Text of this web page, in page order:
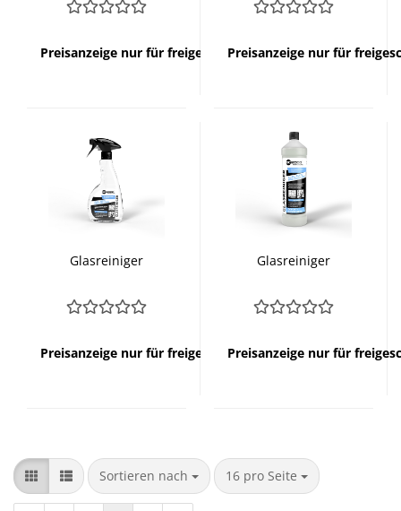
Preisanzeige nur für freigeschaltete Kunden
Preisanzeige nur für
Glasreiniger
Preisanzeige nur für freigeschaltete Kunden
Glasreiniger
Preisanzeige nur für
Sortieren nach
Sortieren nach 16 pro Seite
pro Seite